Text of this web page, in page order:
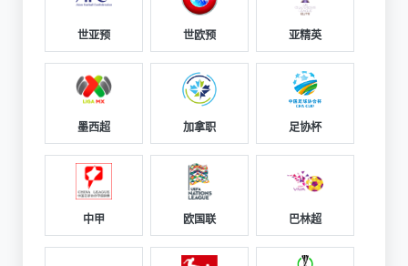
世亚预 世欧预 亚精英
墨西超 加拿职 足协杯
中甲 欧国联 巴林超